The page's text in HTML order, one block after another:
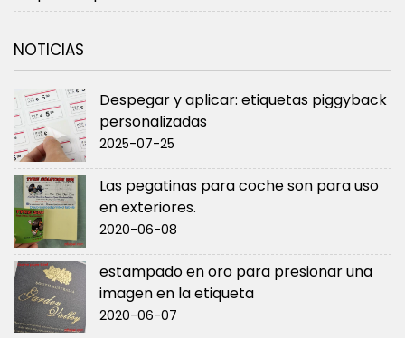
NOTICIAS
Despegar y aplicar: etiquetas piggyback
personalizadas
2025-07-25
Las pegatinas para coche son para uso
en exteriores.
2020-06-08
estampado en oro para presionar una
imagen en la etiqueta
2020-06-07